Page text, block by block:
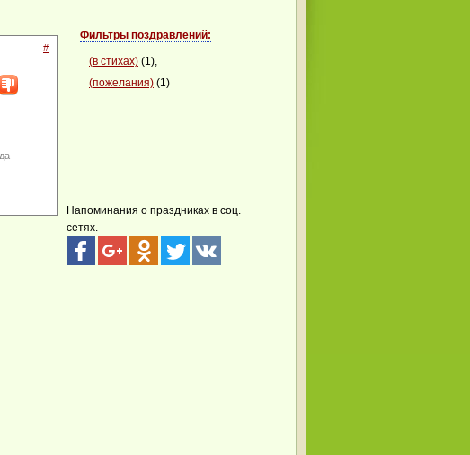
#
Фильтры поздравлений:
(в стихах) (1),
(пожелания) (1)
Напоминания о праздниках в соц.
сетях.